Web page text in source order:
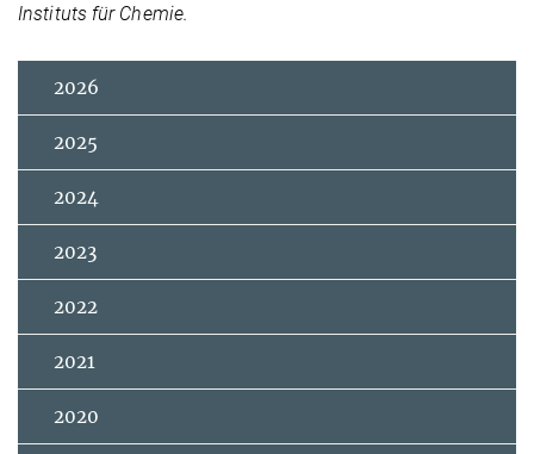
Instituts für Chemie.
2026
2025
2024
2023
2022
2021
2020